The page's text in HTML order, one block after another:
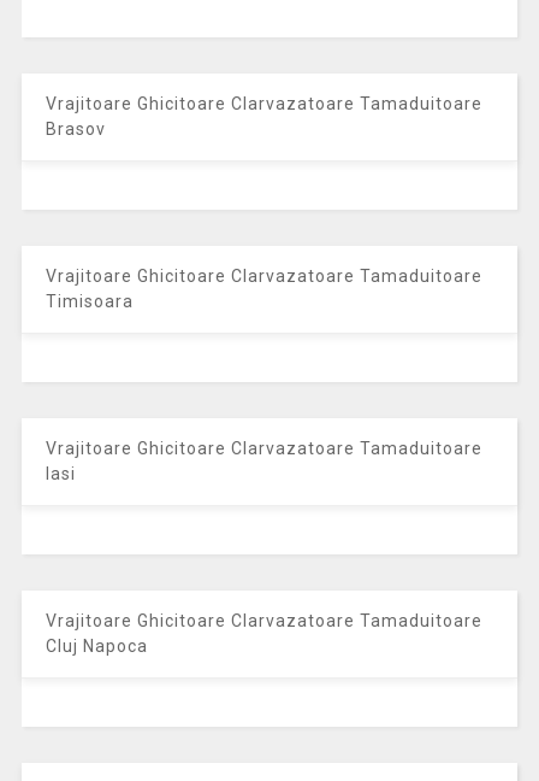
Vrajitoare Ghicitoare Clarvazatoare Tamaduitoare
Brasov
Vrajitoare Ghicitoare Clarvazatoare Tamaduitoare
Timisoara
Vrajitoare Ghicitoare Clarvazatoare Tamaduitoare
Iasi
Vrajitoare Ghicitoare Clarvazatoare Tamaduitoare
Cluj Napoca